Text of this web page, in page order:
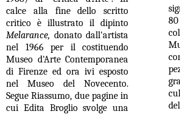
calce alla fine dello scritto
critico è illustrato il dipinto
Melarance, donato dall'artista
nel 1966 per il costituendo
Museo d'Arte Contemporanea
di Firenze ed ora ivi esposto
nel Museo del Novecento.
Segue Riassumo, due pagine in
cui Edita Broglio svolge una